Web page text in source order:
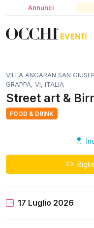
Annunci
VILLA ANGARAN SAN
GRAPPA, VI, ITALIA
Street art &
FOOD & DRINK
17 Luglio 2026